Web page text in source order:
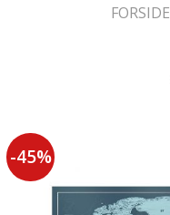
FORSIDE
-45%